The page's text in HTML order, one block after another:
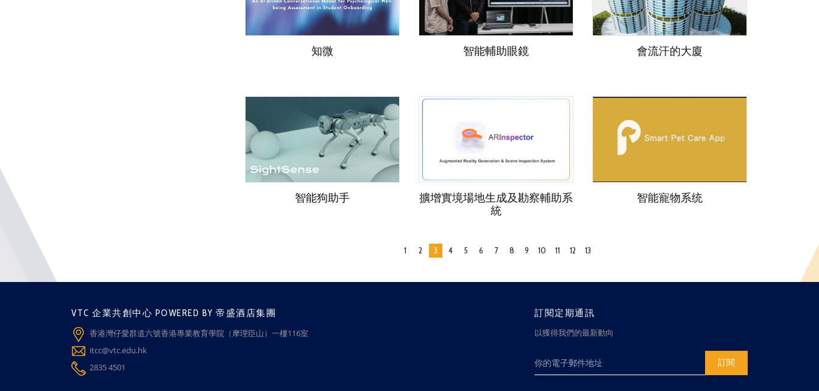
知微 智能輔助眼鏡 會流汗的大廈
智能狗助手
擴增實境場地生成及勘察輔助系
統
智能寵物系统
1 2 3 4 5 6 7 8 9 10 11 12 13
訂閱定期通訊
以獲得我們的最新動向
訂閱
VTC 企業共創中心 POWERED BY 帝盛酒店集團
香港灣仔愛群道六號香港專業教育學院（摩理臣山）一樓116室
itcc@vtc.edu.hk
2835 4501